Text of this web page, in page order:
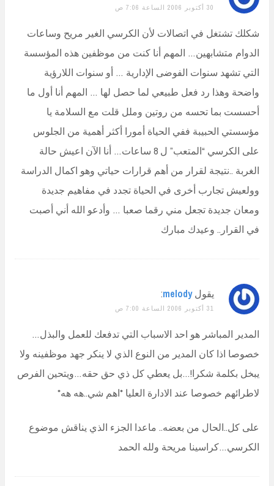
30 أكتوبر 2006 الساعة 7:06 ص
شكلك تشتغل في اتصالات لأن الكرسي الغير مريح وساعات
الدوام متشابهين… المهم أنا كنت من موظفين هذه المؤسسة
التي تشهد سنوات الفوضى الإدارية … أو سنوات اللارؤية
واضحة وهذا رد فعل طبيعي لما حصل لها … المهم أنا أول ما
أحسست بما تحسه من روتين وملل قلت مع السلامة يا
مؤسستي الحبيبة ففي الحياة أمورا أكثر أهمية من الجلوس
على الكرسي “المتعب” ل 8 ساعات… أنا الآن اعيش حالة
الغربة ..نتيجة لقرار من أهم قرارات حياتي وهو اكمال الدراسة
وولعيش تجارب أخرى في الحياة تجدد في مفاهيم جديدة
ومعان جديدة تجعل مني رقما صعبا … وأدعو الله أني أصبت
في القرار.. وعيدك مبارك
يقول melody
:
31 أكتوبر 2006 الساعة 7:00 ص
المدير المباشر هو احد الاسباب التي تدفعك للعمل والبذل…
خصوصا اذا كان المدير من النوع الذي لا ينكر جهد موظفينه ولا
يبخل بكلمة شكرا!…بل يعطي كل ذي حق حقه…ويتحين الفرص
لاطرائهم خصوصا عند الادارة العليا *اهم شي..هه هه*
على كل..الحال من بعضه.. ماعدا الجزء الذي يناقش موضوع
الكرسي…كراسينا مريحة ولله الحمد